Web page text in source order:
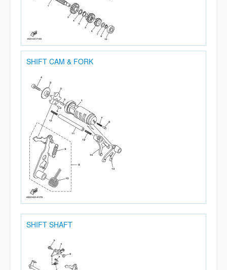
SHIFT CAM & FORK
SHIFT SHAFT